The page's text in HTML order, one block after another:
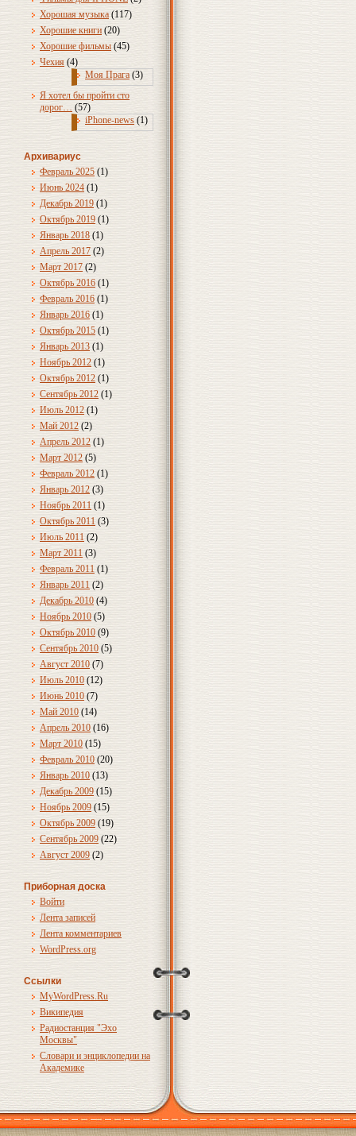
Хорошая музыка (117)
Хорошие книги (20)
Хорошие фильмы (45)
Чехия (4)
Моя Прага (3)
Я хотел бы пройти сто
дорог… (57)
iPhone-news (1)
Архивариус
Февраль 2025 (1)
Июнь 2024 (1)
Декабрь 2019 (1)
Октябрь 2019 (1)
Январь 2018 (1)
Апрель 2017 (2)
Март 2017 (2)
Октябрь 2016 (1)
Февраль 2016 (1)
Январь 2016 (1)
Октябрь 2015 (1)
Январь 2013 (1)
Ноябрь 2012 (1)
Октябрь 2012 (1)
Сентябрь 2012 (1)
Июль 2012 (1)
Май 2012 (2)
Апрель 2012 (1)
Март 2012 (5)
Февраль 2012 (1)
Январь 2012 (3)
Ноябрь 2011 (1)
Октябрь 2011 (3)
Июль 2011 (2)
Март 2011 (3)
Февраль 2011 (1)
Январь 2011 (2)
Декабрь 2010 (4)
Ноябрь 2010 (5)
Октябрь 2010 (9)
Сентябрь 2010 (5)
Август 2010 (7)
Июль 2010 (12)
Июнь 2010 (7)
Май 2010 (14)
Апрель 2010 (16)
Март 2010 (15)
Февраль 2010 (20)
Январь 2010 (13)
Декабрь 2009 (15)
Ноябрь 2009 (15)
Октябрь 2009 (19)
Сентябрь 2009 (22)
Август 2009 (2)
Приборная доска
Войти
Лента записей
Лента комментариев
WordPress.org
Ссылки
MyWordPress.Ru
Википедия
Радиостанция "Эхо
Москвы"
Словари и энциклопедии на
Академике